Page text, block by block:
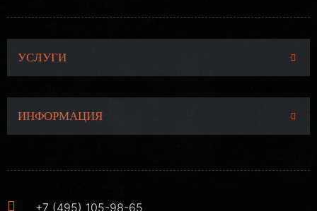
УСЛУГИ
ИНФОРМАЦИЯ
+7 (495) 105-98-65